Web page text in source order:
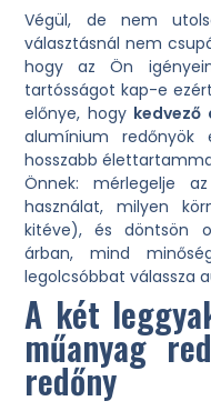
Végül, de nem
választásnál nem
hogy az Ön
tartósságot kap-e
előnye, hogy kedvező
alumínium
hosszabb
Önnek: mérlegelje
használat, milyen
kitéve), és döntsön
árban, mind
legolcsóbbat válassza
A két
műanyag
redőny